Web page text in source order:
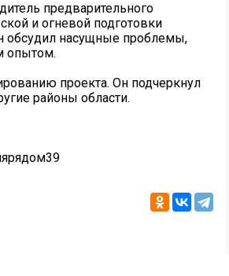
предварительного
и огневой подготовки
обсудил насущные проблемы,
опытом.
проекта. Он подчеркнул
районы области.